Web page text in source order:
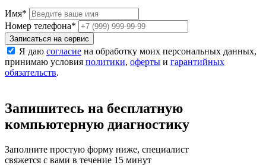
Имя*
Номер телефона*
Записаться на сервис
Я даю согласие на обработку моих персональных данных,
принимаю условия политики, оферты и гарантийных
обязательств.
Запишитесь на бесплатную
компьютерную диагностику
Заполните простую форму ниже, специалист
свяжется с вами в течение 15 минут